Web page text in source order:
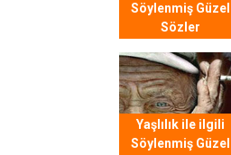
Söylenmiş Güzel
Sözler
Yaşlılık ile ilgili
Söylenmiş Güzel